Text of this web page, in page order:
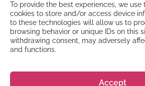
To provide the best experiences, we use
cookies to store and/or access device
to these technologies will allow us to
browsing behavior or unique IDs on this
withdrawing consent, may adversely
and functions.
Accept
Registrati alla